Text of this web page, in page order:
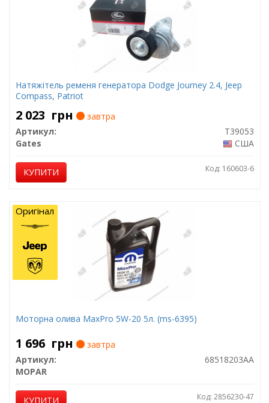
Натяжітель ременя генератора Dodge Journey 2.4, Jeep
Compass, Patriot
2 023 грн
завтра
Артикул:
T39053
Gates
США
КУПИТИ Код: 160603-6
Моторна олива MaxPro 5W-20 5л. (ms-6395)
1 696 грн
завтра
Артикул:
68518203AA
MOPAR
КУПИТИ Код: 2856230-47
Оригінал